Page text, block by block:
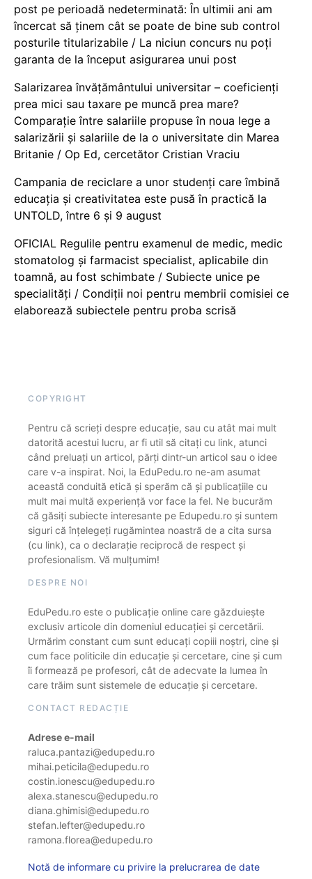
post pe perioadă nedeterminată: În ultimii ani am
încercat să ținem cât se poate de bine sub control
posturile titularizabile / La niciun concurs nu poți
garanta de la început asigurarea unui post
Salarizarea învățământului universitar – coeficienți
prea mici sau taxare pe muncă prea mare?
Comparație între salariile propuse în noua lege a
salarizării și salariile de la o universitate din Marea
Britanie / Op Ed, cercetător Cristian Vraciu
Campania de reciclare a unor studenți care îmbină
educația și creativitatea este pusă în practică la
UNTOLD, între 6 și 9 august
OFICIAL Regulile pentru examenul de medic, medic
stomatolog și farmacist specialist, aplicabile din
toamnă, au fost schimbate / Subiecte unice pe
specialități / Condiții noi pentru membrii comisiei ce
elaborează subiectele pentru proba scrisă
COPYRIGHT
Pentru că scrieți despre educație, sau cu atât mai mult
datorită acestui lucru, ar fi util să citați cu link, atunci
când preluați un articol, părți dintr-un articol sau o idee
care v-a inspirat. Noi, la EduPedu.ro ne-am asumat
această conduită etică și sperăm că și publicațiile cu
mult mai multă experiență vor face la fel. Ne bucurăm
că găsiți subiecte interesante pe Edupedu.ro și suntem
siguri că înțelegeți rugămintea noastră de a cita sursa
(cu link), ca o declarație reciprocă de respect și
profesionalism. Vă mulțumim!
DESPRE NOI
EduPedu.ro este o publicație online care găzduiește
exclusiv articole din domeniul educației și cercetării.
Urmărim constant cum sunt educați copiii noștri, cine și
cum face politicile din educație și cercetare, cine și cum
îi formează pe profesori, cât de adecvate la lumea în
care trăim sunt sistemele de educație și cercetare.
CONTACT REDACȚIE
Adrese e-mail
raluca.pantazi@edupedu.ro
mihai.peticila@edupedu.ro
costin.ionescu@edupedu.ro
alexa.stanescu@edupedu.ro
diana.ghimisi@edupedu.ro
stefan.lefter@edupedu.ro
ramona.florea@edupedu.ro
Notă de informare cu privire la prelucrarea de date